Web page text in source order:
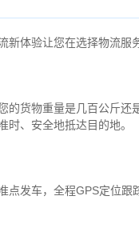
体验让您在选择物流服
货物重量是几百公斤还
、安全地抵达目的地。
发车，全程GPS定位